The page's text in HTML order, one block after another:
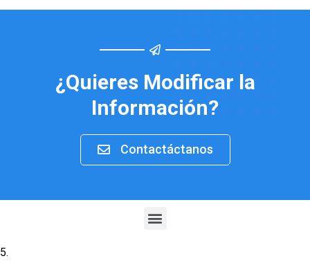
¿Quieres Modificar la
Información?
Contactáctanos
Menu
5.